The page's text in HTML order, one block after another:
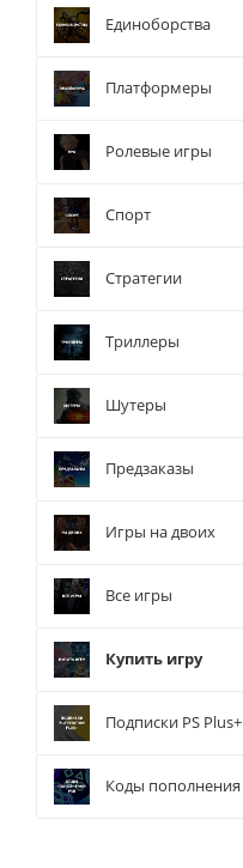
Единоборства
Платформеры
Ролевые игры
Спорт
Стратегии
Триллеры
Шутеры
Предзаказы
Игры на двоих
Все игры
Купить игру
Подписки PS Plus+
Коды пополнения